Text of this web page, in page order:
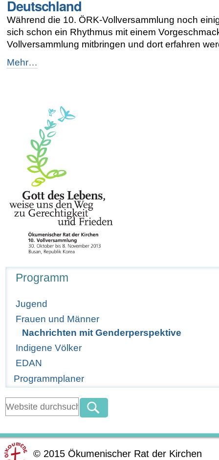
Busan:
Umwege
für
den
Frieden
Korea
-
Deutschland
Während die 10. ÖRK-Vollversammlung noch
sich schon ein Rhythmus mit einem
Vollversammlung mitbringen und dort erfahren
Junge
Menschen
Vollversammlung
Deutschland
Mehr…
Programm
Jugend
Frauen und Männer
Nachrichten mit Genderperspektive
Indigene Völker
EDAN
Programmplaner
© 2015 Ökumenischer Rat der Kirchen